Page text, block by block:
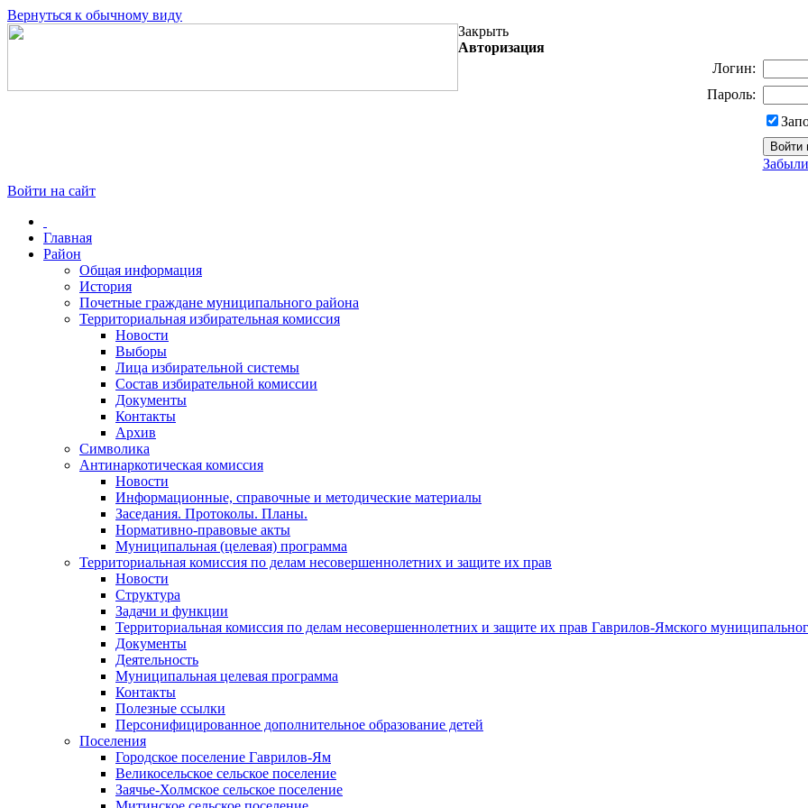
Вернуться к обычному виду
Закрыть
Авторизация
Логин:
Пароль:
Войти на сайт
Главная
Район
Общая информация
История
Почетные граждане муниципального района
Территориальная избирательная комиссия
Новости
Выборы
Лица избирательной системы
Состав избирательной комиссии
Документы
Контакты
Архив
Символика
Антинаркотическая комиссия
Новости
Информационные, справочные и методические материалы
Заседания. Протоколы. Планы.
Нормативно-правовые акты
Муниципальная (целевая) программа
Территориальная комиссия по делам несовершеннолетних и защите их прав
Новости
Структура
Задачи и функции
Территориальная комиссия по делам несовершеннолетних и защите их прав Гаврилов-Ямского
Документы
Деятельность
Муниципальная целевая программа
Контакты
Полезные ссылки
Персонифицированное дополнительное образование детей
Поселения
Городское поселение Гаврилов-Ям
Великосельское сельское поселение
Заячье-Холмское сельское поселение